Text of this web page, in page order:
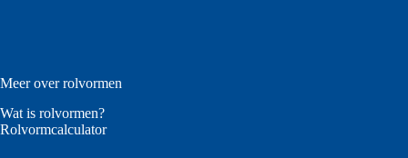
Meer over rolvormen
Wat is rolvormen?
Rolvormcalculator